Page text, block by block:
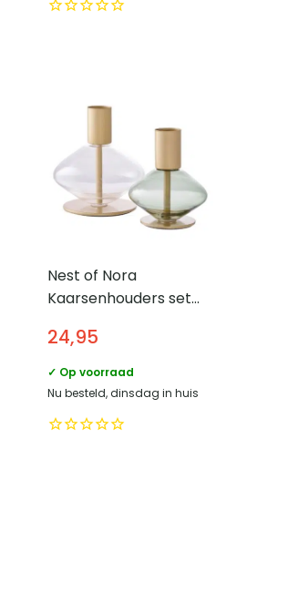
Nest of Nora
Kaarsenhouders set
–
Goud/Groen/Transparant
24,95
✓ Op voorraad
Nu besteld, dinsdag in huis